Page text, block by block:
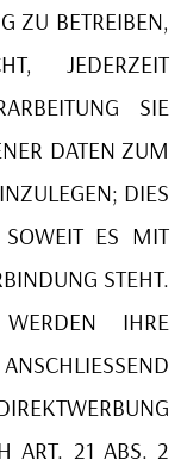
ZU BETREIBEN,
JEDERZEIT
SIE
DATEN ZUM
DIES
ES MIT
STEHT.
IHRE
ART. 21 ABS. 2